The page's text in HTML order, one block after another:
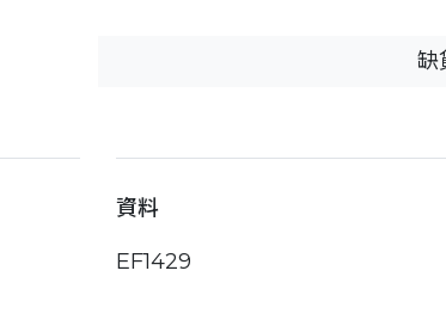
缺
資料
EF1429